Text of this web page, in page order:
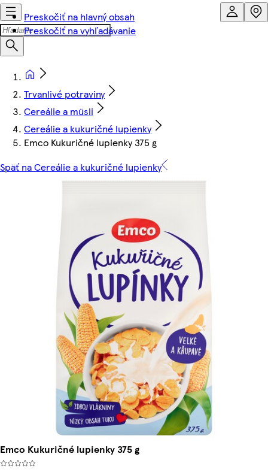
Preskočiť na hlavný obsah
Preskočiť na vyhľadávanie
Trvanlivé potraviny
Cereálie a müsli
Cereálie a kukuričné lupienky
Emco Kukuričné lupienky 375 g
Späť na Cereálie a kukuričné lupienky
Emco Kukuričné lupienky 375 g